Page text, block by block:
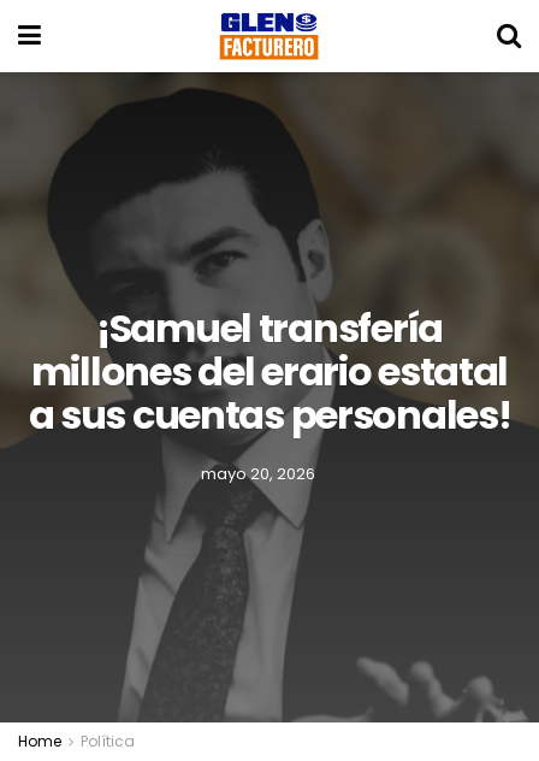
¡Samuel transfería
millones del erario estatal
a sus cuentas personales!
mayo 20, 2026
Home Política